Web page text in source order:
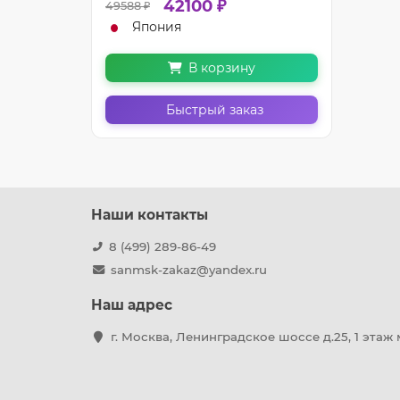
49588 ₽ 42100 ₽
Япония
В корзину
Быстрый заказ
Наши контакты
8 (499) 289-86-49
sanmsk-zakaz@yandex.ru
Наш адрес
г. Москва, Ленинградское шоссе д.25, 1 этаж